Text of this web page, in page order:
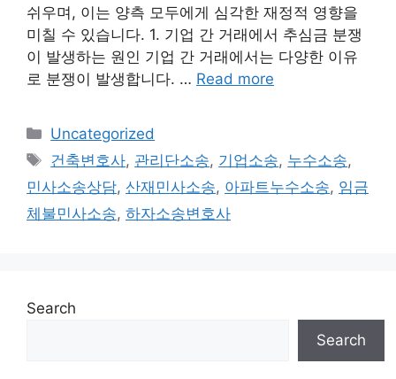
쉬우며, 이는 양측 모두에게 심각한 재정적 영향을
미칠 수 있습니다. 1. 기업 간 거래에서 추심금 분쟁
이 발생하는 원인 기업 간 거래에서는 다양한 이유
로 분쟁이 발생합니다. … Read more
Categories
Uncategorized
Tags
건축변호사, 관리단소송, 기업소송, 누수소송,
민사소송상담, 산재민사소송, 아파트누수소송, 임금
체불민사소송, 하자소송변호사
Search
Search